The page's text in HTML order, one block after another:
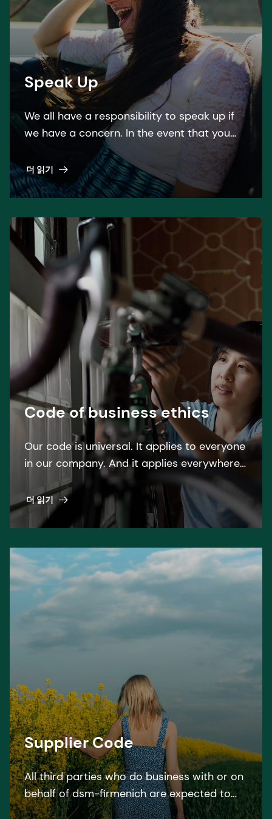
Speak Up
We all have a responsibility to speak up if
we have a concern. In the event that you
are unsure about a particular matter or if
you have witnessed behavior that
contradicts our Code of Business Ethics, it
is vital that you raise it!
더 읽기
Code of business ethics
Our code is universal. It applies to everyone
in our company. And it applies everywhere.
Read more about dsm-firmenich''s Code of
Business Ethics.
더 읽기
Supplier Code
All third parties who do business with or on
behalf of dsm-firmenich are expected to
follow the dsm-firmenich Supplier code and